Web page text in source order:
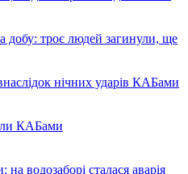
добу: троє людей загинули, ще
нічних ударів КАБами
КАБами
водозаборі сталася аварія